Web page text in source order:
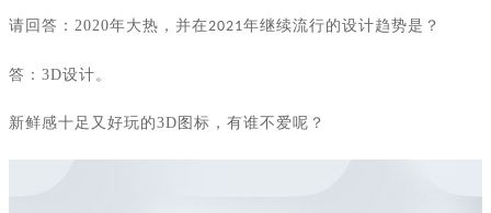
请回答： 2020年大热，并在2021年继续流行的设计趋势是？
答： 3D设计。
新鲜感十足又好玩的3D 图标，有谁不爱呢？